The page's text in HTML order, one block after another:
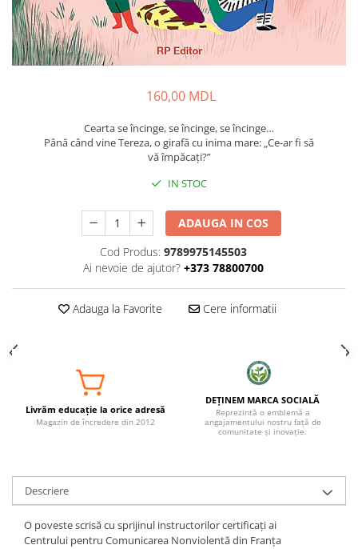
160,00 MDL
Ceartase încinge, se încinge, se încinge…
Până când vine Tereza, o girafă cu inima mare: „Ce-ar fi să
văîmpăcați?”
IN STOC
ADAUGA IN COS
Cod Produs: 9789975145503
Ai nevoie de ajutor? +373 78800700
Adauga la Favorite Cere informatii
Livrăm educație la orice adresă
Magazin de încredere din 2012
DEȚINEM MARCA SOCIALĂ
Reprezintă o emblemă a
angajamentului nostru față de
comunitate și inovație.
Descriere
O poveste scrisă cu sprijinul instructorilor certificați ai
Centrului pentru Comunicarea Nonviolentă din Franța